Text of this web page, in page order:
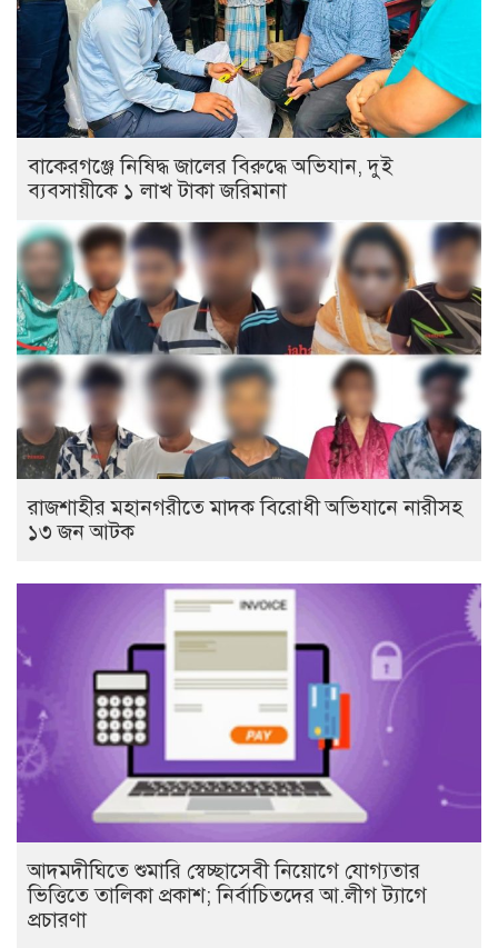
বাকেরগঞ্জে নিষিদ্ধ জালের বিরুদ্ধে অভিযান, দুই
ব্যবসায়ীকে ১ লাখ টাকা জরিমানা
রাজশাহীর মহানগরীতে মাদক বিরোধী অভিযানে নারীসহ
১৩ জন আটক
আদমদীঘিতে শুমারি স্বেচ্ছাসেবী নিয়োগে যোগ্যতার
ভিত্তিতে তালিকা প্রকাশ; নির্বাচিতদের আ.লীগ ট্যাগে
প্রচারণা